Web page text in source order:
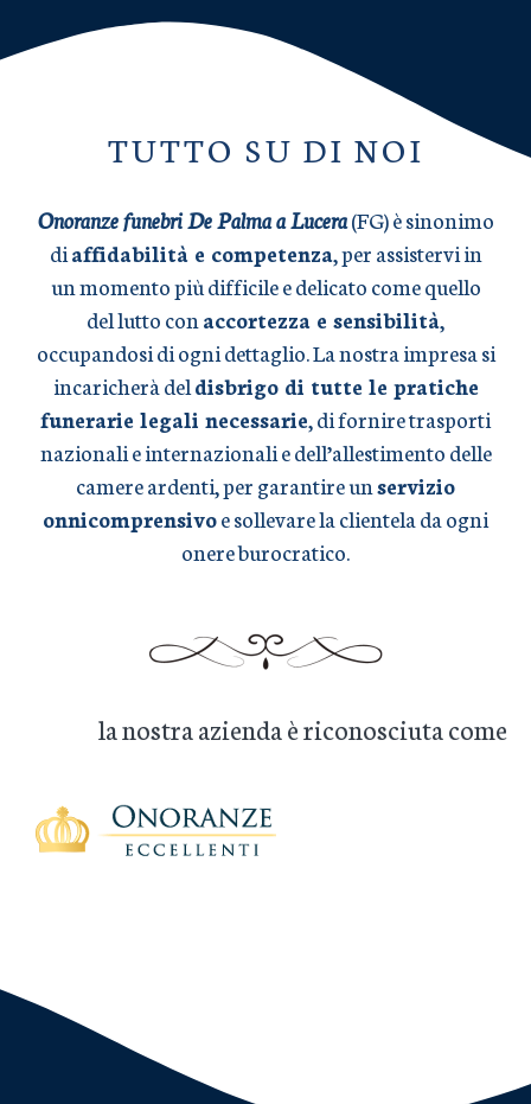
TUTTO SU DI NOI
Onoranze funebri De Palma a Lucera(FG) è sinonimo
diaffidabilità e competenza, per assistervi in
un momento più difficile e delicato come quello
del lutto con accortezza e sensibilità,
occupandosi di ogni dettaglio. La nostra impresa si
incaricherà deldisbrigo di tutte le pratiche
funerarie legali necessarie, di fornire trasporti
nazionali e internazionali e dell’allestimento delle
camere ardenti, per garantire unservizio
onnicomprensivoe sollevare la clientela da ogni
onere burocratico.
la nostra azienda è riconosciuta come